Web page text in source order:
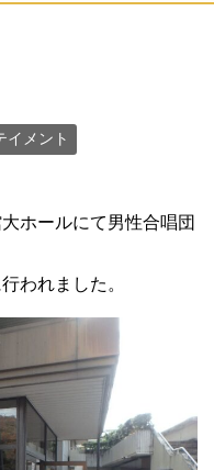
イメント
ホールにて男性合唱団
われました。